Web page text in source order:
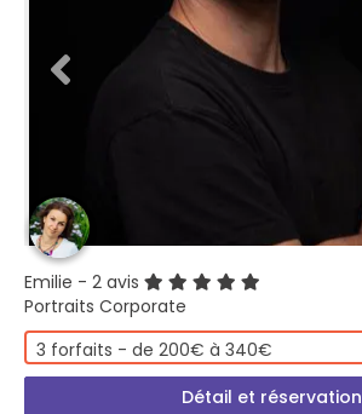
Emilie - 2 avis
Portraits Corporate
3 forfaits - de 200€ à 340€
Détail et réservation